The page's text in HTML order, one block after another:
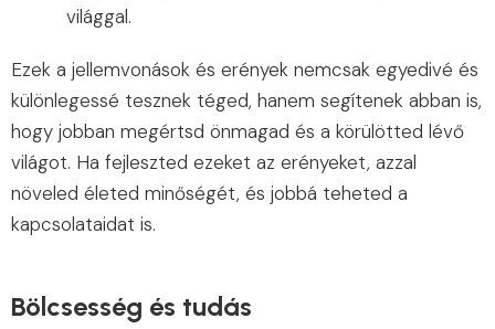
világgal.
Ezek a jellemvonások és erények nemcsak egyedivé és
különlegessé tesznek téged, hanem segítenek abban is,
hogy jobban megértsd önmagad és a körülötted lévő
világot. Ha fejleszted ezeket az erényeket, azzal
növeled életed minőségét, és jobbá teheted a
kapcsolataidat is.
Bölcsesség és tudás